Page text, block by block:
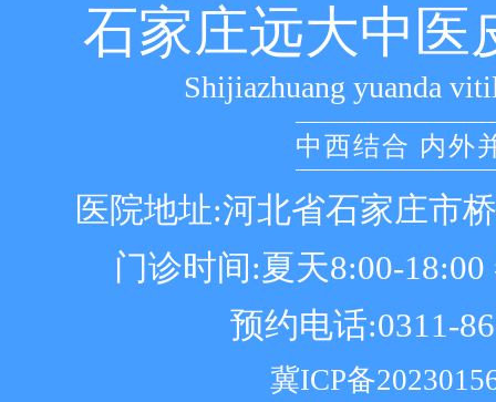
石家庄远大中医
Shijiazhuang yuanda
中西结合 内外
医院地址:河北省石家庄市
门诊时间:夏天8:00-18:00
预约电话:0311-
冀ICP备